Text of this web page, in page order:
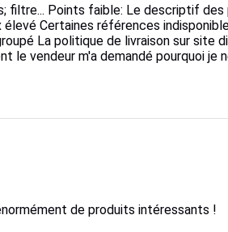
filtre... Points faible: Le descriptif
Certaines références
La politique de livraison sur site
le vendeur m'a demandé pourquoi je
de produits intéressants !